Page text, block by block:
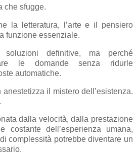
che sfugge.
la letteratura, l’arte e il pensiero
funzione essenziale.
definitive, ma perché
le domande senza ridurle
automatiche.
anestetizza il mistero dell’esistenza.
dalla velocità, dalla prestazione
costante dell’esperienza umana,
complessità potrebbe diventare un